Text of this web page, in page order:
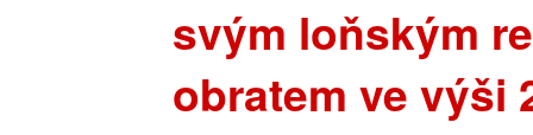
svým loňským
obratem ve výši